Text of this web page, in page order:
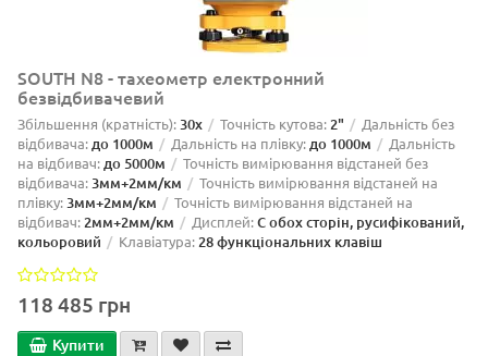
SOUTH N8 - тахеометр електронний
безвідбивачевий
Збільшення (кратність):30х Точність кутова:2"
Дальність без
відбивача:до 1000м Дальність на плівку:до 1000м
Дальність
на відбивач:до 5000м
Точність вимірювання відстаней без
відбивача:3мм+2мм/км
Точність вимірювання відстаней на
плівку:3мм+2мм/км
Точність вимірювання відстаней на
відбивач:2мм+2мм/км Дисплей:С обох сторін, русифікований,
кольоровий
Клавіатура:28 функціональних клавіш
118 485 грн
Купити